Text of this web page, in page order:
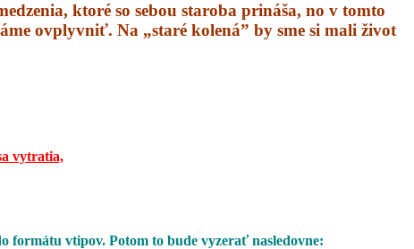
ktoré so sebou staroba prináša, no v tomto
ovplyvniť. Na „staré kolená” by sme si mali život
vytratia,
formátu vtipov. Potom to bude vyzerať nasledovne: